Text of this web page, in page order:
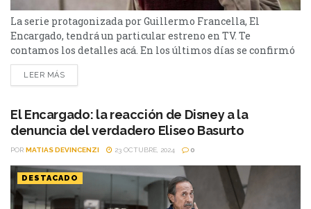
La serie protagonizada por Guillermo Francella, El
Encargado, tendrá un particular estreno en TV. Te
contamos los detalles acá. En los últimos días se confirmó
que la exitosa serie protagonizada por Guillermo
Francella, El Encargado, llega a un canal de aire, tras el
consolidándose como un éxito rotundo. La popular
comedia dramática sobre la vida...
LEER MÁS
El Encargado: la reacción de Disney a la
denuncia del verdadero Eliseo Basurto
POR MATIAS DEVINCENZI 23 OCTUBRE, 2024 0
DESTACADO